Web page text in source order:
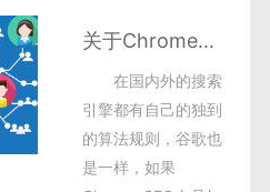
关于Chrome扩展插件，作为SEO站长须知道
在国内外的搜索
引擎都有自己的独到
的算法规则，谷歌也
是一样，如果